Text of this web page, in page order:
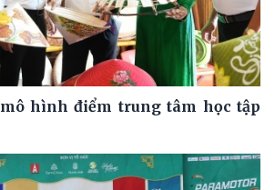
hình điểm trung tâm học tập